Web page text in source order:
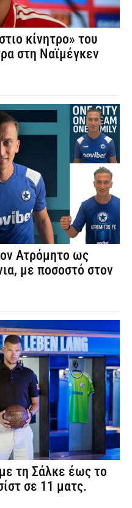
κίνητρο» του
στη Ναϊμέγκεν
Ατρόμητο ως
με ποσοστό στον
τη Σάλκε έως το
σε 11 ματς.